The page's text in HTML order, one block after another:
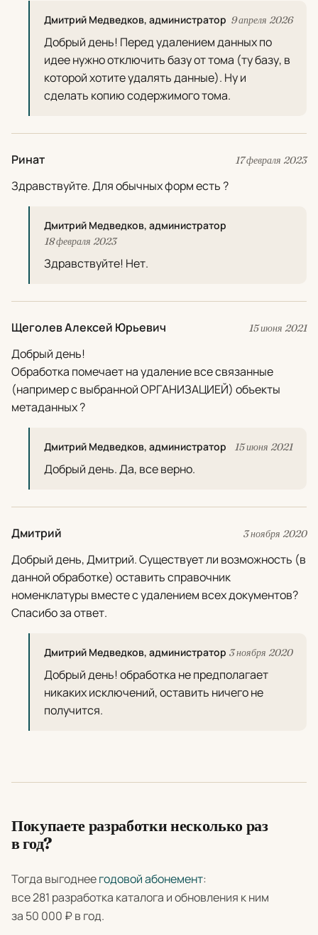
Дмитрий Медведков, администратор 9 апреля 2026
Добрый день! Перед удалением данных по
идее нужно отключить базу от тома (ту базу, в
которой хотите удалять данные). Ну и
сделать копию содержимого тома.
Ринат 17 февраля 2023
Здравствуйте. Для обычных форм есть ?
Дмитрий Медведков, администратор
18 февраля 2023
Здравствуйте! Нет.
Щеголев Алексей Юрьевич 15 июня 2021
Добрый день!
Обработка помечает на удаление все связанные
(например с выбранной ОРГАНИЗАЦИЕЙ) объекты
метаданных ?
Дмитрий Медведков, администратор 15 июня 2021
Добрый день. Да, все верно.
Дмитрий 3 ноября 2020
Добрый день, Дмитрий. Существует ли возможность (в
данной обработке) оставить справочник
номенклатуры вместе с удалением всех документов?
Спасибо за ответ.
Дмитрий Медведков, администратор 3 ноября 2020
Добрый день! обработка не предполагает
никаких исключений, оставить ничего не
получится.
Покупаете разработки несколько раз
в год?
Тогда выгоднеегодовой абонемент:
все 281 разработка каталога и обновления к ним
за 50 000 ₽ в год.